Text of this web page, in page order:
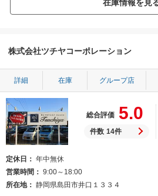
株式会社ツチヤコーポレーション
詳細 在庫 グループ店
総合評価 5.0
件数 14件
定休日
年中無休
営業時間
9:00～18:00
所在地
静岡県島田市井口１３３４